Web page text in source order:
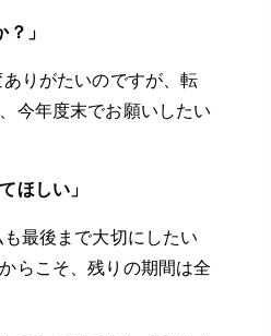
？」
りがたいのですが、転
今年度末でお願いしたい
ほしい」
最後まで大切にしたい
らこそ、残りの期間は全